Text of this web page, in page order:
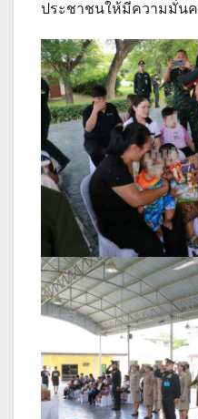
ประชาชนให้มีความมั่นค